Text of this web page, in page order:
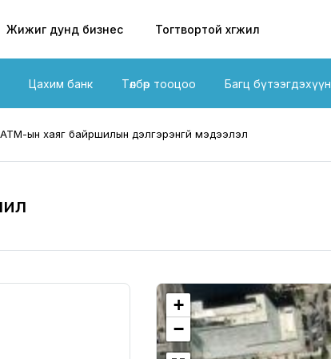
Жижиг дунд бизнес Тогтвортой хөгжил
Цахим банк Төлбөр тооцоо Багц бүтээгдэхүүн
ын хаяг байршилын дэлгэрэнгүй мэдээлэл
+
−